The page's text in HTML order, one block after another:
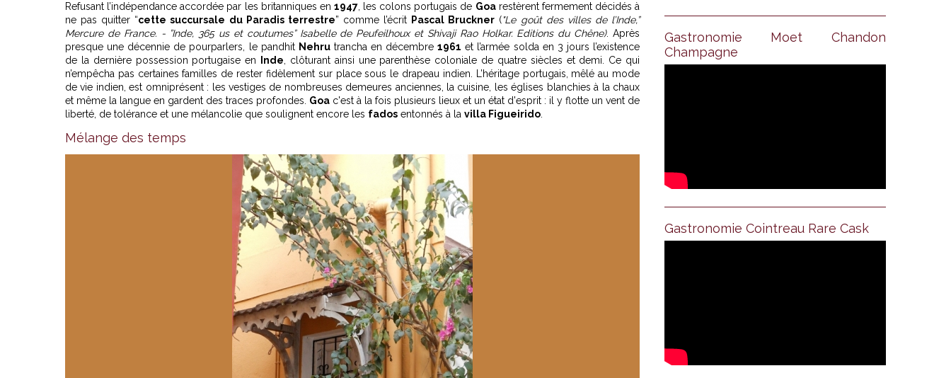
Refusant l’indépendance accordée par les britanniques en 1947, les colons portugais de Goarestèrent fermement décidés à
ne pas quitter “cette succursale du Paradis terrestre” comme l’écrit Pascal Bruckner ("Le goût des villes de l’Inde,”
Mercure de France. - ”Inde, 365 us et coutumes” Isabelle de Peufeilhoux et Shivaji Rao Holkar. Editions du Chêne). Après
presque une décennie de pourparlers, le pandhit Nehrutrancha en décembre1961 et l’armée solda en 3 jours l’existence
de la dernière possession portugaise en
Inde , clôturant ainsi une parenthèse coloniale de quatre siècles et demi. Ce qui
n’empêcha pas certaines familles de rester fidèlement sur place sous le drapeau indien. L’héritage portugais, mêlé au mode
de vie indien, est omniprésent : les vestiges de nombreuses demeures anciennes, la cuisine, les églises blanchies à la chaux
et même la langue en gardent des traces profondes. Goa c'est à la fois plusieurs lieux et un état d'esprit : il y flotte un vent de
liberté, de tolérance et une mélancolie que soulignent encore les fados entonnés à la villa Figueirido
Mélange des temps
Gastronomie Moet Chandon
Champagne
Gastronomie Cointreau Rare Cask